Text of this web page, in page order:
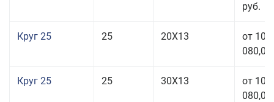
руб.
Круг 25 25 20Х13
от 103
080,00
Круг 25 25 30Х13
от 103
080,00